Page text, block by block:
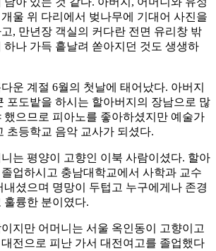
울 위 다리에서 벚나무에 기대어 사진을
, 만년장 객실의 커다란 전면 유리창 밖
하나 가득 흩날려 쏟아지던 것도 생생하
운 계절 6월의 첫날에 태어났다. 아버지
포도밭을 하시는 할아버지의 장남으로 많
했으므로 피아노를 좋아하셨지만 예술가
초등학교 음악 교사가 되셨다.
는 평양이 고향인 이북 사람이셨다. 할아
업하시고 충남대학교에서 사학과 교수
내셨으며 명망이 두텁고 누구에게나 존경
훌륭한 분이였다.
지만 어머니는 서울 옥인동이 고향이고
전으로 피난 가서 대전여고를 졸업했다